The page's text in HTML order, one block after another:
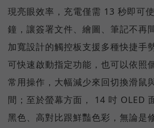
現亮眼效率，充電僅需 13 秒即可
鐘，讓簽署文件、繪圖、筆記不再
加寬設計的觸控板支援多種快捷手
可快速啟動指定功能，也可以依照
常用操作，大幅減少來回切換滑鼠
間；至於螢幕方面， 14 吋 OLED
黑色、高對比跟鮮豔色彩，無論是